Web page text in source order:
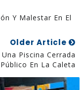
Y Malestar En El
Older Article
Piscina Cerrada
En La Caleta